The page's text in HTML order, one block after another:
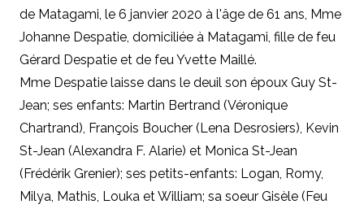
de Matagami, le 6 janvier 2020 à l'âge de 61 ans, Mme
Johanne Despatie, domiciliée à Matagami, fille de feu
Gérard Despatie et de feu Yvette Maillé.
Mme Despatie laisse dans le deuil son époux Guy St-
Jean; ses enfants: Martin Bertrand (Véronique
Chartrand), François Boucher (Lena Desrosiers), Kevin
St-Jean (Alexandra F. Alarie) et Monica St-Jean
(Frédérik Grenier); ses petits-enfants: Logan, Romy,
Milya, Mathis, Louka et William; sa soeur Gisèle (Feu